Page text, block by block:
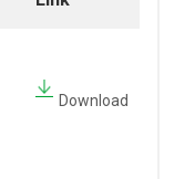
Download